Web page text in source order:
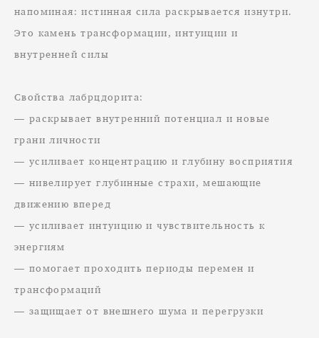
напоминая: истинная сила раскрывается изнутри.
Это камень трансформации, интуиции и
внутренней силы
Свойства лабрцдорита:
— раскрывает внутренний потенциал и новые
грани личности
— усиливает концентрацию и глубину восприятия
— нивелирует глубинные страхи, мешающие
движению вперед
— усиливает интуицию и чувствительность к
энергиям
— помогает проходить периоды перемен и
трансформаций
— защищает от внешнего шума и перегрузки